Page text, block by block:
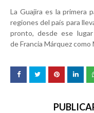
La Guajira es la primera
regiones del país para
pronto, desde ese
de Francia Márquez